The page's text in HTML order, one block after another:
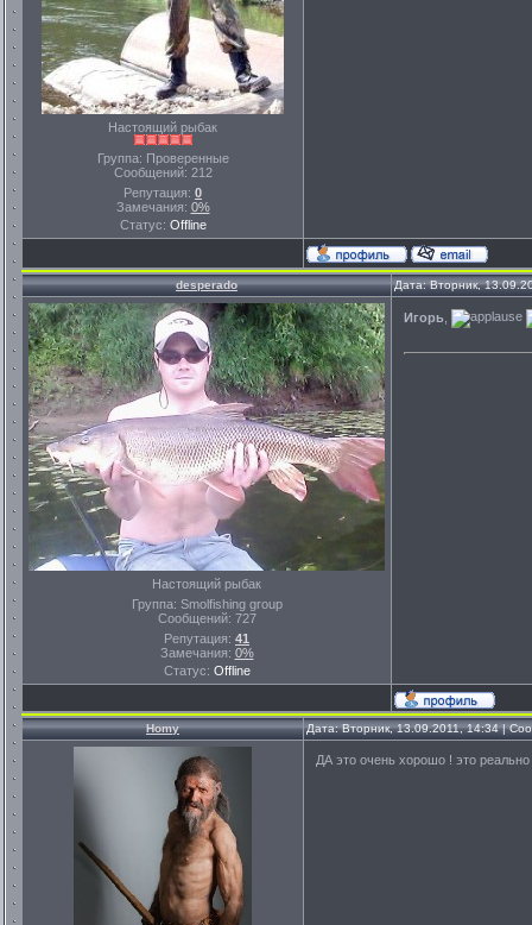
Настоящий рыбак
Группа: Проверенные
Сообщений: 212
Репутация: 0
Замечания: 0%
Статус: Offline
desperado Дата: Вторник,
Настоящий рыбак
Группа: Smolfishing group
Сообщений: 727
Репутация: 41
Замечания: 0%
Статус: Offline
Игорь
Homy Дата: Вторник, 13.09.2011, 14:34 |
ДА это очень хорошо ! это